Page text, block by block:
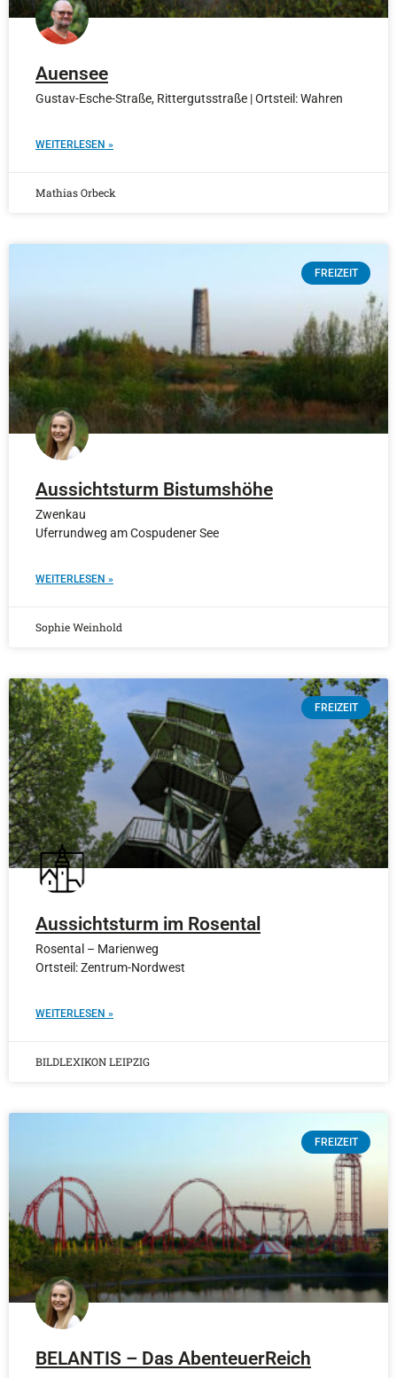
Auensee
Gustav-Esche-Straße, Rittergutsstraße | Ortsteil: Wahren
WEITERLESEN »
Mathias Orbeck
FREIZEIT
Aussichtsturm Bistumshöhe
Zwenkau
Uferrundweg am Cospudener See
WEITERLESEN »
Sophie Weinhold
FREIZEIT
Aussichtsturm im Rosental
Rosental – Marienweg
Ortsteil: Zentrum-Nordwest
WEITERLESEN »
BILDLEXIKON LEIPZIG
FREIZEIT
BELANTIS – Das AbenteuerReich